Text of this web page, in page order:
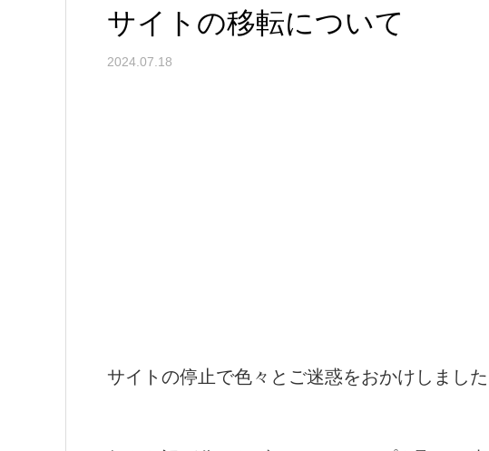
サイトの移転について
2024.07.18
サイトの停止で色々とご迷惑をおかけしました